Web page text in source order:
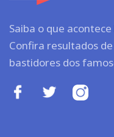
Saiba o que
Confira resultados
bastidores dos